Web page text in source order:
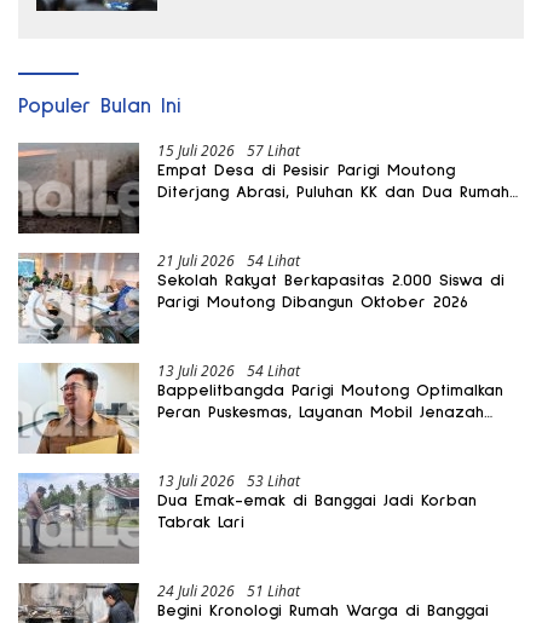
Populer Bulan Ini
15 Juli 2026 57 Lihat
Empat Desa di Pesisir Parigi Moutong
Diterjang Abrasi, Puluhan KK dan Dua Rumah
21 Juli 2026 54 Lihat
Sekolah Rakyat Berkapasitas 2.000 Siswa di
Parigi Moutong Dibangun Oktober 2026
13 Juli 2026 54 Lihat
Bappelitbangda Parigi Moutong Optimalkan
Peran Puskesmas, Layanan Mobil Jenazah
13 Juli 2026 53 Lihat
Dua Emak-emak di Banggai Jadi Korban
Tabrak Lari
24 Juli 2026 51 Lihat
Begini Kronologi Rumah Warga di Banggai